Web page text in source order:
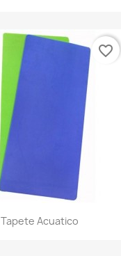
Tapete Acuatico
favorite_border